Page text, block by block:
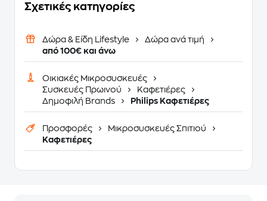
Σχετικές κατηγορίες
Δώρα & Είδη Lifestyle
Δώρα ανά τιμή
από 100€ και άνω
Οικιακές Μικροσυσκευές
Συσκευές Πρωινού
Καφετιέρες
Δημοφιλή Brands
Philips Καφετιέρες
Προσφορές
Μικροσυσκευές Σπιτιού
Καφετιέρες